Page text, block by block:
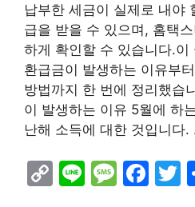
납부한 세금이 실제로 내야
급을 받을 수 있으며, 홈택
하게 확인할 수 있습니다.이
환급금이 발생하는 이유부
방법까지 한 번에 정리했습
이 발생하는 이유 5월에 하
난해 소득에 대한 것입니다.
C
Li M F